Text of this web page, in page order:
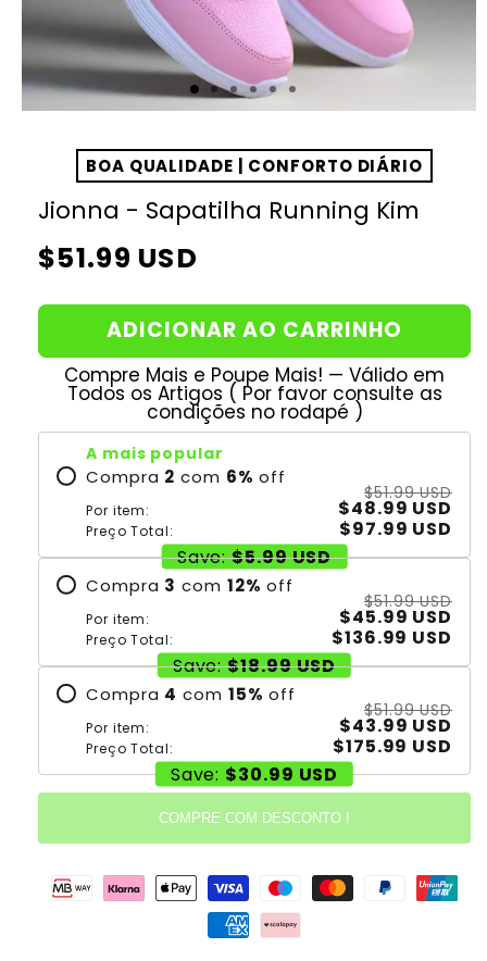
BOA QUALIDADE | CONFORTO DIÁRIO
Jionna - Sapatilha Running Kim
Preço
$51.99 USD
ADICIONAR AO CARRINHO
Compre Mais e Poupe Mais! — Válido em
Todos os Artigos ( Por favor consulte as
condições no rodapé )
A mais popular
Compra 2 com 6% off
Por item:
$51.99 USD
$48.99 USD
Preço Total:
$97.99 USD
Save: $5.99 USD
Compra 3 com 12% off
Por item:
$51.99 USD
$45.99 USD
Preço Total:
$136.99 USD
Save: $18.99 USD
Compra 4 com 15% off
Por item:
$51.99 USD
$43.99 USD
Preço Total:
$175.99 USD
Save: $30.99 USD
COMPRE COM DESCONTO !